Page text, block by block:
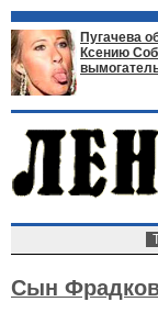
Пугачева
Ксению
Сын